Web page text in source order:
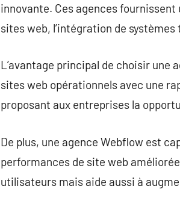
innovante. Ces agences
sites web, l’intégration de
L’avantage principal de choisir une
sites web opérationnels avec une
proposant aux entreprises la
De plus, une agence Webflow est
performances de site web
utilisateurs mais aide aussi à